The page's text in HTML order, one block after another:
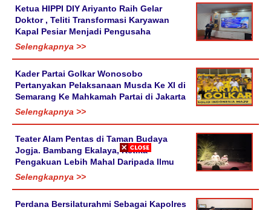
Ketua HIPPI DIY Ariyanto Raih Gelar
Doktor , Teliti Transformasi Karyawan
Kapal Pesiar Menjadi Pengusaha
Selengkapnya >>
Kader Partai Golkar Wonosobo
Pertanyakan Pelaksanaan Musda Ke XI di
Semarang Ke Mahkamah Partai di Jakarta
Selengkapnya >>
Teater Alam Pentas di Taman Budaya
Jogja. Bambang Ekalaya, Ketika
Pengakuan Lebih Mahal Daripada Ilmu
Selengkapnya >>
Perdana Bersilaturahmi Sebagai Kapolres